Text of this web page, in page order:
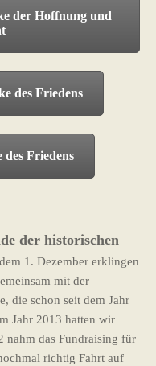
der Hoffnung und
des Friedens
des Friedens
der historischen
1. Dezember erklingen
mit der
die schon seit dem Jahr
Jahr 2013 hatten wir
nahm das Fundraising für
richtig Fahrt auf